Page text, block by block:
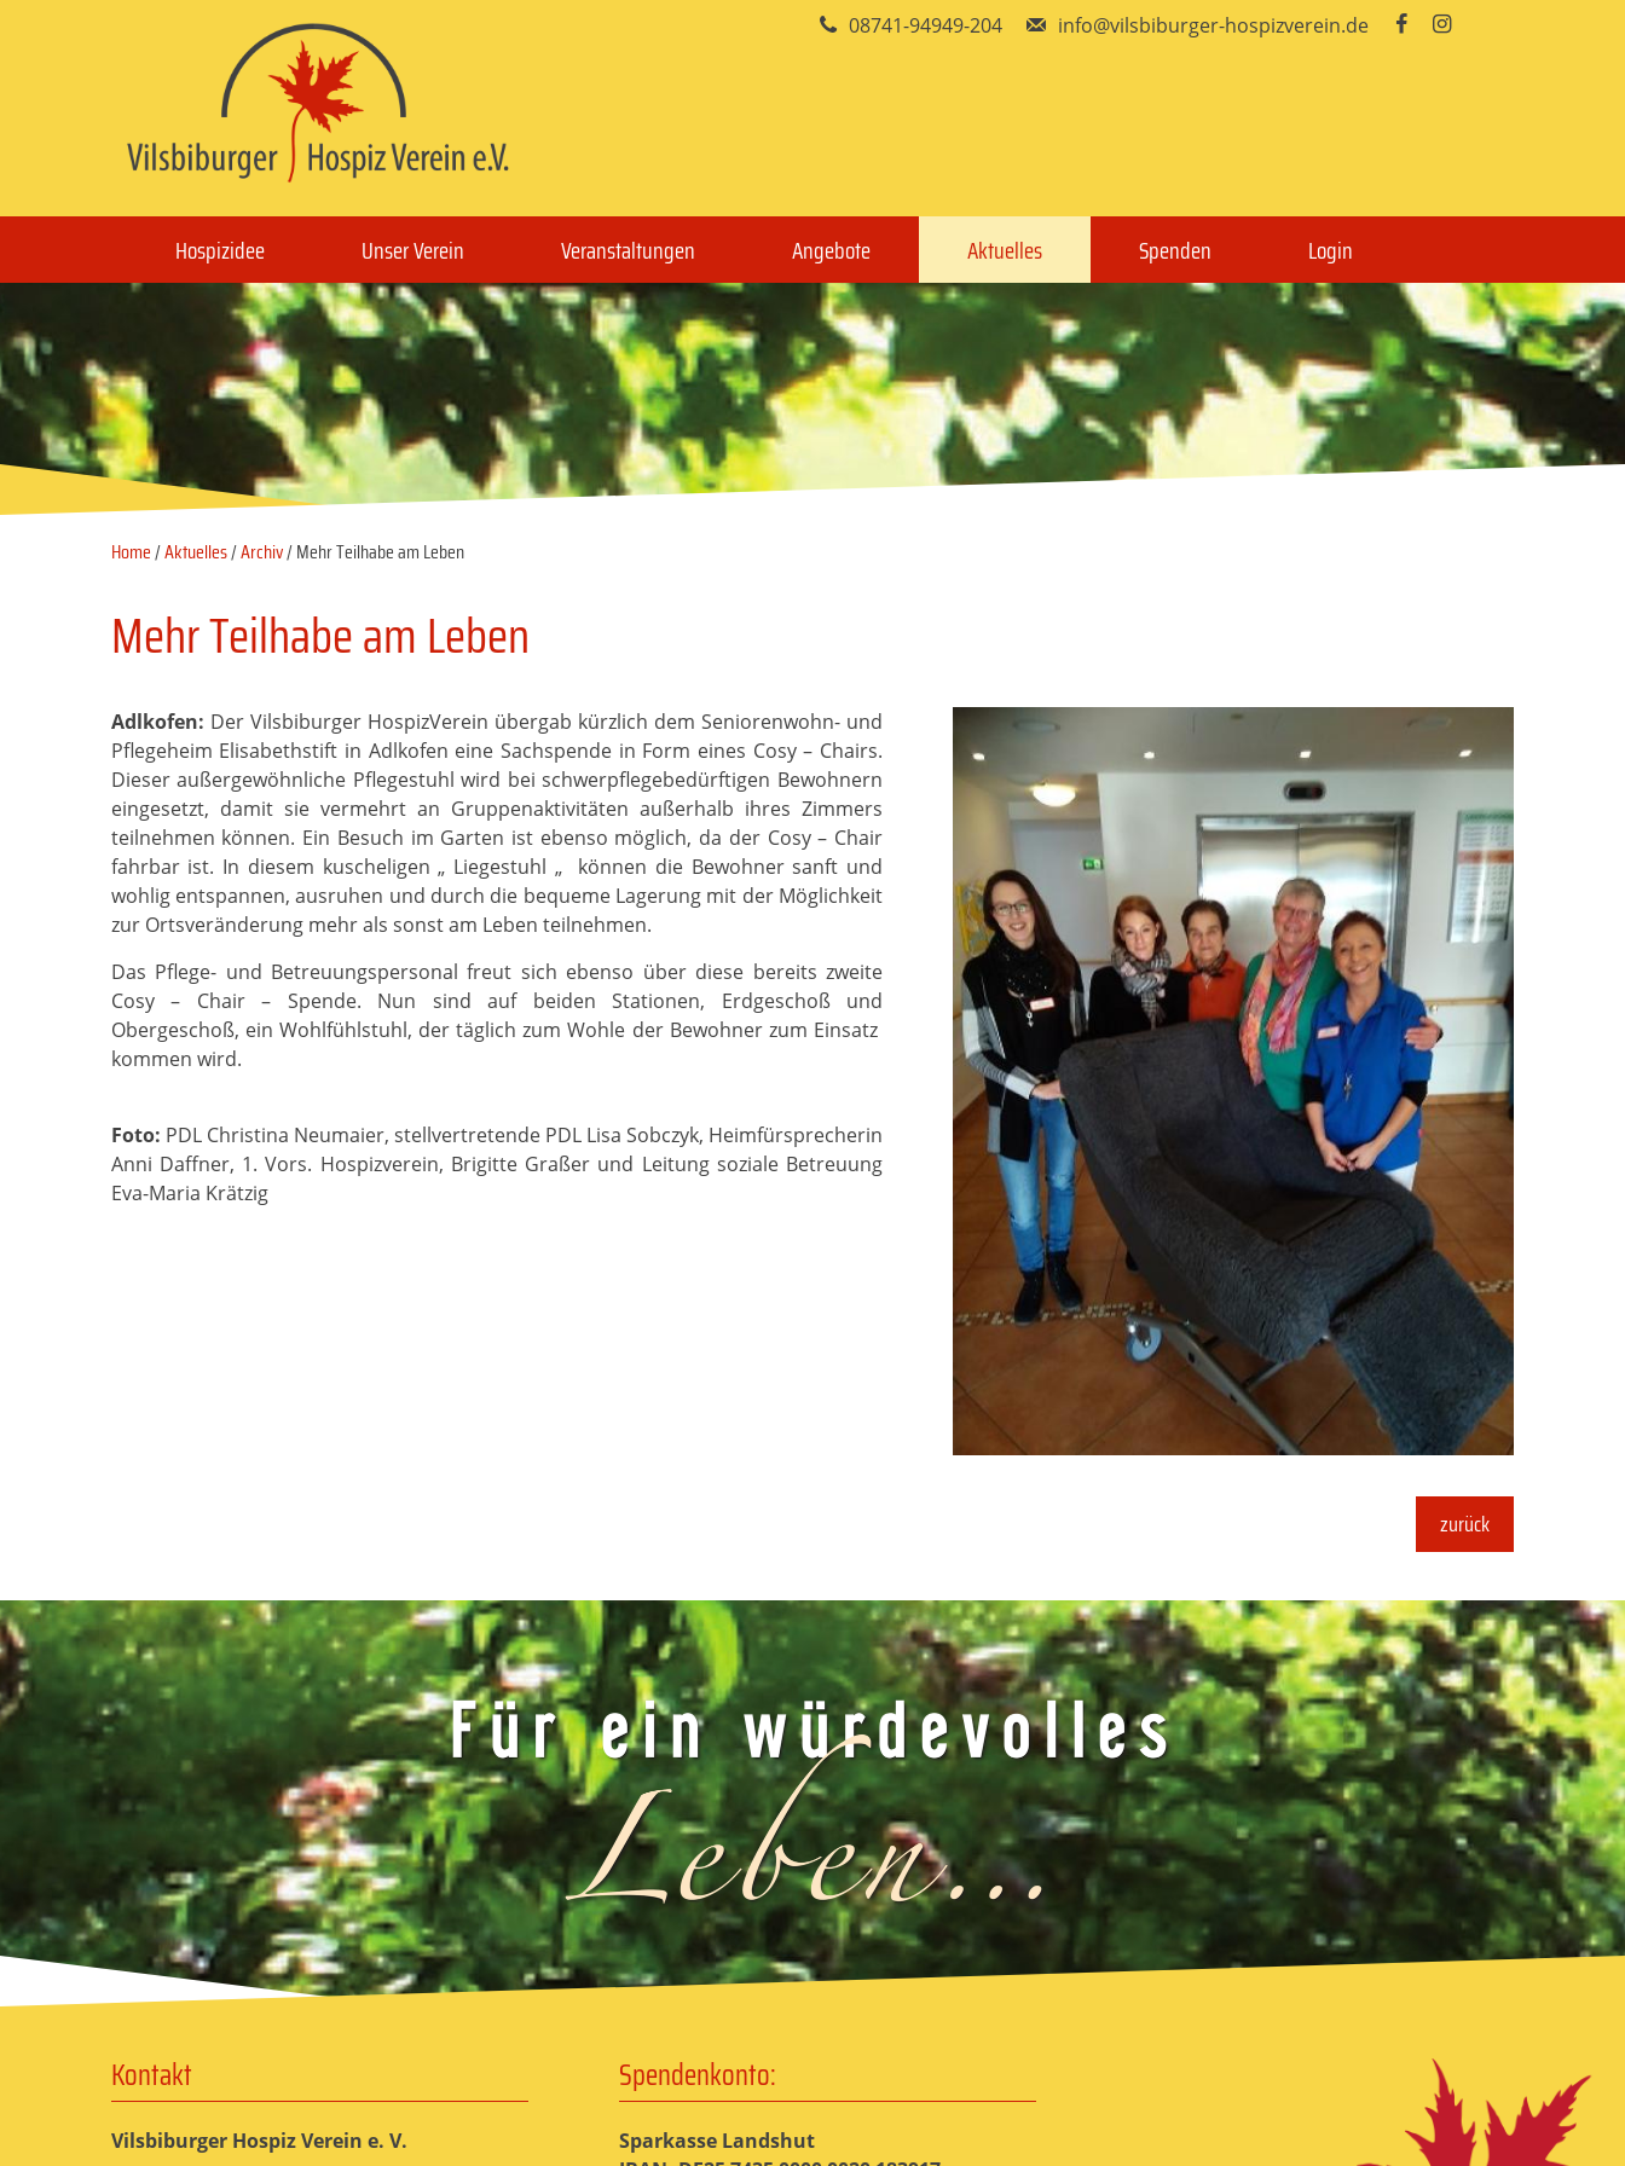
Hospizidee Unser Verein Veranstaltungen Angebote Aktuelles Spenden Login
Home/Aktuelles/Archiv/ Mehr Teilhabe am Leben
Mehr Teilhabe am Leben
Adlkofen: Der Vilsbiburger HospizVerein übergab kürzlich dem Seniorenwohn- und
Pflegeheim Elisabethstift in Adlkofen eine Sachspende in Form eines Cosy – Chairs.
Dieser außergewöhnliche Pflegestuhl wird bei schwerpflegebedürftigen Bewohnern
eingesetzt, damit sie vermehrt an Gruppenaktivitäten außerhalb ihres Zimmers
teilnehmen können. Ein Besuch im Garten ist ebenso möglich, da der Cosy – Chair
fahrbar ist. In diesem kuscheligen „ Liegestuhl „ können die Bewohner sanft und
wohlig entspannen, ausruhen und durch die bequeme Lagerung mit der Möglichkeit
zur Ortsveränderung mehr als sonst am Leben teilnehmen.
Das Pflege- und Betreuungspersonal freut sich ebenso über diese bereits zweite
Cosy – Chair – Spende. Nun sind auf beiden Stationen, Erdgeschoß und
Obergeschoß, ein Wohlfühlstuhl, der täglich zum Wohle der Bewohner zum Einsatz
kommen wird.
Foto: PDL Christina Neumaier, stellvertretende PDL Lisa Sobczyk, Heimfürsprecherin
Anni Daffner, 1. Vors. Hospizverein, Brigitte Graßer und Leitung soziale Betreuung
Eva-Maria Krätzig
zurück
Kontakt
Vilsbiburger Hospiz Verein e. V.
08741-94949-204 info@vilsbiburger-hospizverein.de  
Spendenkonto:
Sparkasse Landshut